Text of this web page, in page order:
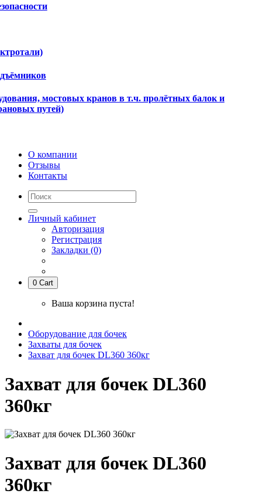
мостовых кранов в т.ч. пролётных балок и
путей)
О компании
Отзывы
Контакты
Личный кабинет
Авторизация
Регистрация
Закладки (0)
0 Cart
Ваша корзина пуста!
Оборудование для бочек
Захваты для бочек
Захват для бочек DL360 360кг
Захват для бочек DL360
360кг
Захват для бочек DL360
360кг